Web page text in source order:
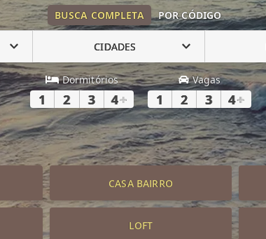
BUSCA COMPLETA POR CÓDIGO
CIDADES
Dormitórios
1 2 3 4+
Vagas
1 2 3 4+
CASA BAIRRO
LOFT